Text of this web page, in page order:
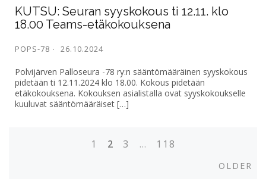
KUTSU: Seuran syyskokous ti 12.11. klo
18.00 Teams-etäkokouksena
POPS-78 26.10.2024
Polvijärven Palloseura -78 ry:n sääntömääräinen syyskokous
pidetään ti 12.11.2024 klo 18.00. Kokous pidetään
etäkokouksena. Kokouksen asialistalla ovat syyskokoukselle
kuuluvat sääntömääräiset […]
1 2 3 …
118
OLDER